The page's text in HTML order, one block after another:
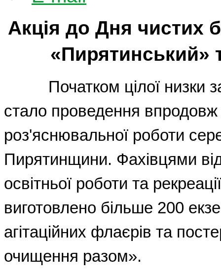
Акція до Дня чистих
«Пирятинський»
Початком цілої низки
стало проведення
роз'яснювальної роботи
Пирятинщини. Фахівцями
освітньої роботи та
виготовлено більше 200
агітаційних флаєрів та
очищення разом».